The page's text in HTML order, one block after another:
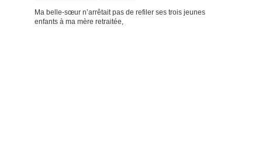
Ma belle-sœur n’arrêtait pas de refiler ses trois jeunes
enfants à ma mère retraitée,